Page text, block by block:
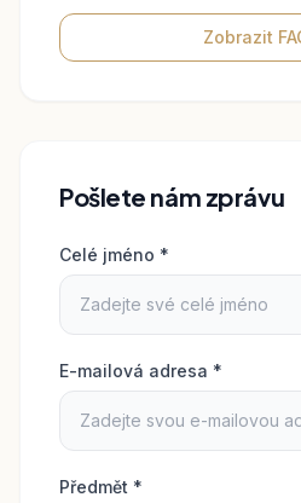
Zobrazit
Pošlete nám zprávu
Celé jméno *
E-mailová adresa *
Předmět *